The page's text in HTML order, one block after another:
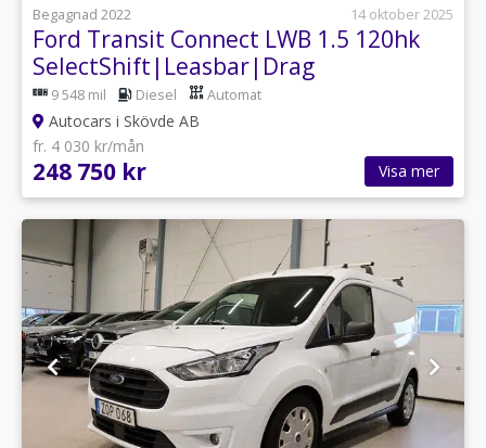
Begagnad 2022
14 oktober 2025
Ford Transit Connect LWB 1.5 120hk
SelectShift|Leasbar|Drag
9 548 mil Diesel Automat
Autocars i Skövde AB
fr. 4 030 kr/mån
248 750 kr Visa mer